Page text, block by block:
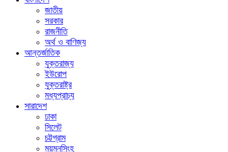
জাতীয়
সরকার
রাজনীতি
অর্থ ও বাণিজ্য
আন্তর্জাতিক
যুক্তরাজ্য
ইউরোপ
যুক্তরাষ্ট্র
মধ্যপ্রাচ্য
সারাদেশ
ঢাকা
সিলেট
চট্টগ্রাম
ময়মনসিংহ